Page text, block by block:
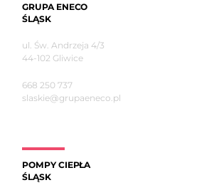
GRUPA ENECO
ŚLĄSK
ul. Św. Andrzeja 4/3
44-102 Gliwice
668 250 737
slaskie@grupaeneco.pl
POMPY CIEPŁA
ŚLĄSK